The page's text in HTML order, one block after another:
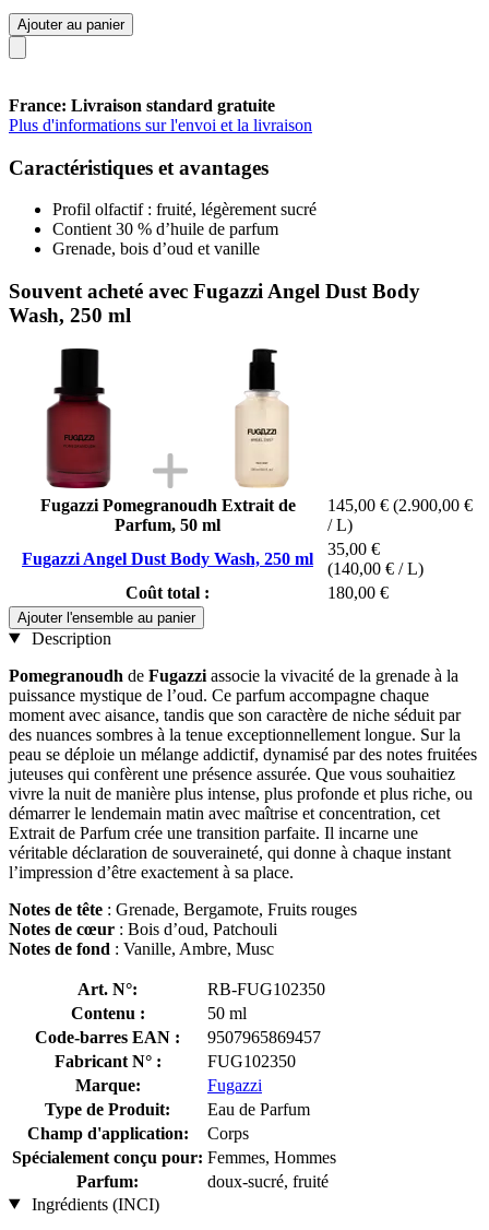
Ajouter au panier
France: Livraison standard gratuite
Plus d'informations sur l'envoi et la livraison
Caractéristiques et avantages
Profil olfactif : fruité, légèrement sucré
Contient 30 % d’huile de parfum
Grenade, bois d’oud et vanille
Souvent acheté avec Fugazzi Angel Dust Body
Wash, 250 ml
Fugazzi Pomegranoudh Extrait de
Parfum, 50 ml
145,00 € (2.900,00 €
/ L)
Fugazzi Angel Dust Body Wash, 250 ml
35,00 €
(140,00 € / L)
Coût total :
180,00 €
Ajouter l'ensemble au panier
Description
Pomegranoudh de Fugazzi associe la vivacité de la grenade à la
puissance mystique de l’oud. Ce parfum accompagne chaque
moment avec aisance, tandis que son caractère de niche séduit par
des nuances sombres à la tenue exceptionnellement longue. Sur la
peau se déploie un mélange addictif, dynamisé par des notes fruitées
juteuses qui confèrent une présence assurée. Que vous souhaitiez
vivre la nuit de manière plus intense, plus profonde et plus riche, ou
démarrer le lendemain matin avec maîtrise et concentration, cet
Extrait de Parfum crée une transition parfaite. Il incarne une
véritable déclaration de souveraineté, qui donne à chaque instant
l’impression d’être exactement à sa place.
Notes de tête : Grenade, Bergamote, Fruits rouges
Notes de cœur : Bois d’oud, Patchouli
Notes de fond : Vanille, Ambre, Musc
Art. N°:
RB-FUG102350
Contenu :
50 ml
Code-barres EAN :
9507965869457
Fabricant N° :
FUG102350
Marque:
Fugazzi
Type de Produit:
Eau de Parfum
Champ d'application:
Corps
Spécialement conçu pour: Femmes, Hommes
Parfum:
doux-sucré, fruité
Ingrédients (INCI)